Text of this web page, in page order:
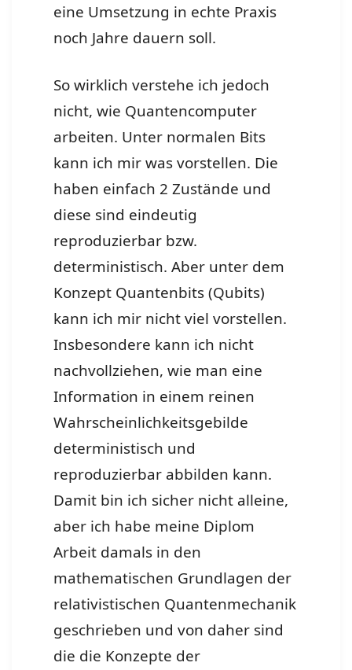
eine Umsetzung in echte Praxis
noch Jahre dauern soll.
So wirklich verstehe ich jedoch
nicht, wie Quantencomputer
arbeiten. Unter normalen Bits
kann ich mir was vorstellen. Die
haben einfach 2 Zustände und
diese sind eindeutig
reproduzierbar bzw.
deterministisch. Aber unter dem
Konzept Quantenbits (Qubits)
kann ich mir nicht viel vorstellen.
Insbesondere kann ich nicht
nachvollziehen, wie man eine
Information in einem reinen
Wahrscheinlichkeitsgebilde
deterministisch und
reproduzierbar abbilden kann.
Damit bin ich sicher nicht alleine,
aber ich habe meine Diplom
Arbeit damals in den
mathematischen Grundlagen der
relativistischen Quantenmechanik
geschrieben und von daher sind
die die Konzepte der